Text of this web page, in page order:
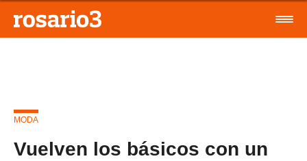
MODA
Vuelven los básicos con un